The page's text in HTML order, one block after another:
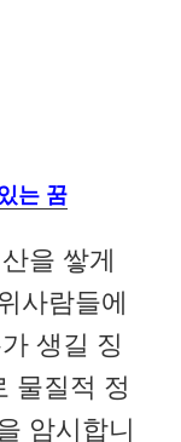
는 꿈
을 쌓게
사람들에
생길 징
물질적 정
암시합니